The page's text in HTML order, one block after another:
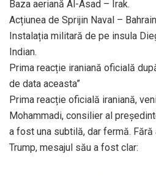
Baza aeriană Al-Asad – Irak.
Acțiunea de Sprijin Naval –
Instalația militară de pe insula
Indian.
Prima reacție iraniană oficială
de data aceasta”
Prima reacție oficială iraniană,
Mohammadi, consilier al
a fost una subtilă, dar fermă.
Trump, mesajul său a fost clar: